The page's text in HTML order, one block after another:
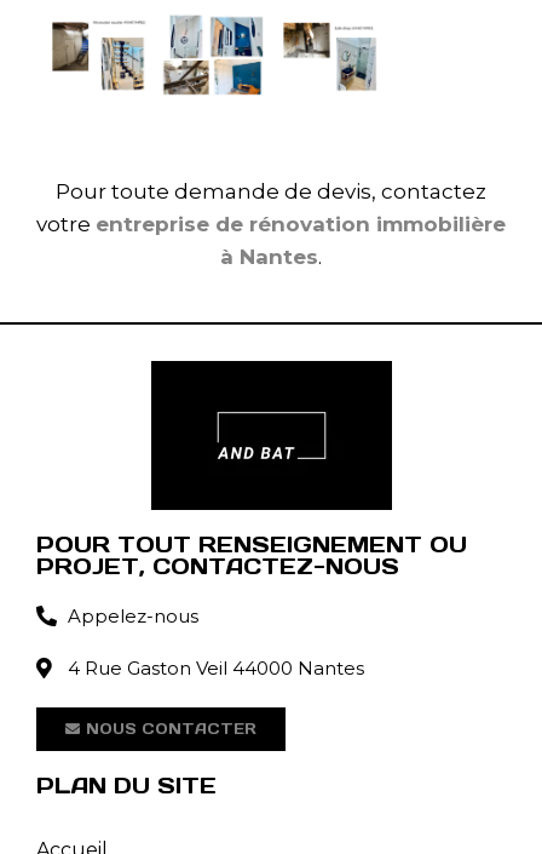
Pour toute demande de devis, contactez
votre entreprise de rénovation immobilière
à Nantes.
POUR TOUT RENSEIGNEMENT OU
PROJET, CONTACTEZ-NOUS
Appelez-nous
4 Rue Gaston Veil 44000 Nantes
NOUS CONTACTER
PLAN DU SITE